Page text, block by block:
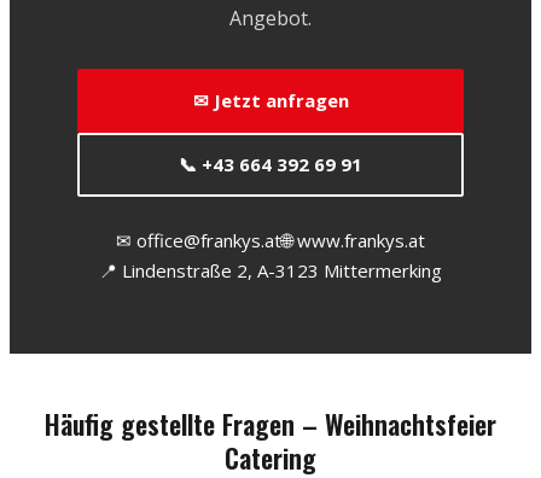
Angebot.
✉ Jetzt anfragen
📞 +43 664 392 69 91
✉ office@frankys.at🌐 www.frankys.at
📍 Lindenstraße 2, A-3123 Mittermerking
Häufig gestellte Fragen – Weihnachtsfeier
Catering